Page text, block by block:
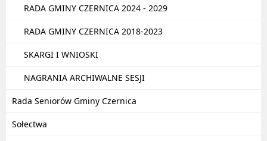
RADA GMINY CZERNICA 2024 - 2029
RADA GMINY CZERNICA 2018-2023
SKARGI I WNIOSKI
NAGRANIA ARCHIWALNE SESJI
Rada Seniorów Gminy Czernica
Sołectwa